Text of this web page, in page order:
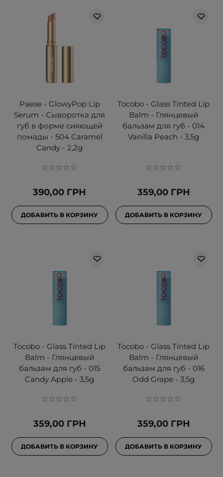
Paese - GlowyPop Lip
Serum - Сыворотка для
губ в форме сияющей
помады - 504 Caramel
Candy - 2,2g
390,00 ГРН
ДОБАВИТЬ В КОРЗИНУ
Tocobo - Glass Tinted Lip
Balm - Глянцевый
бальзам для губ - 014
Vanilla Peach - 3,5g
359,00 ГРН
ДОБАВИТЬ В КОРЗИНУ
Tocobo - Glass Tinted Lip
Balm - Глянцевый
бальзам для губ - 015
Candy Apple - 3,5g
359,00 ГРН
ДОБАВИТЬ В КОРЗИНУ
Tocobo - Glass Tinted Lip
Balm - Глянцевый
бальзам для губ - 016
Odd Grape - 3,5g
359,00 ГРН
ДОБАВИТЬ В КОРЗИНУ